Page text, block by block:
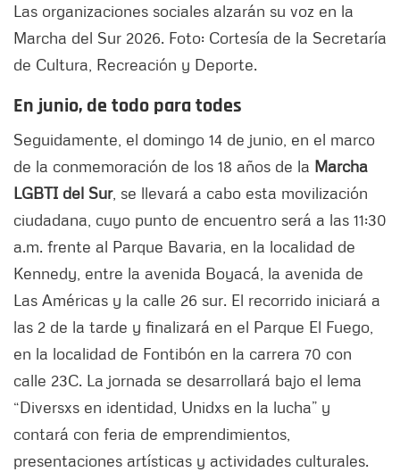
Las organizaciones sociales alzarán su voz en la
Marcha del Sur 2026. Foto: Cortesía de la Secretaría
de Cultura, Recreación y Deporte.
En junio, de todo para todes
Seguidamente, el domingo 14 de junio, en el marco
de la conmemoración de los 18 años de la Marcha
LGBTI del Sur, se llevará a cabo esta movilización
ciudadana, cuyo punto de encuentro será a las 11:30
a.m. frente al Parque Bavaria, en la localidad de
Kennedy, entre la avenida Boyacá, la avenida de
Las Américas y la calle 26 sur. El recorrido iniciará a
las 2 de la tarde y finalizará en el Parque El Fuego,
en la localidad de Fontibón en la carrera 70 con
calle 23C. La jornada se desarrollará bajo el lema
“Diversxs en identidad, Unidxs en la lucha” y
contará con feria de emprendimientos,
presentaciones artísticas y actividades culturales.